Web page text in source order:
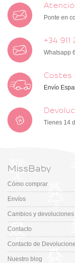
Ponte en
+34 911
Whatsapp
Costes
Envío
Tienes 14
MissBaby
Cómo comprar
Envíos
Cambios y devoluciones
Contacto
Contacto de
Nuestro blog